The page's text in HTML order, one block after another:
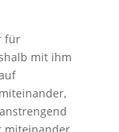
für
mit ihm